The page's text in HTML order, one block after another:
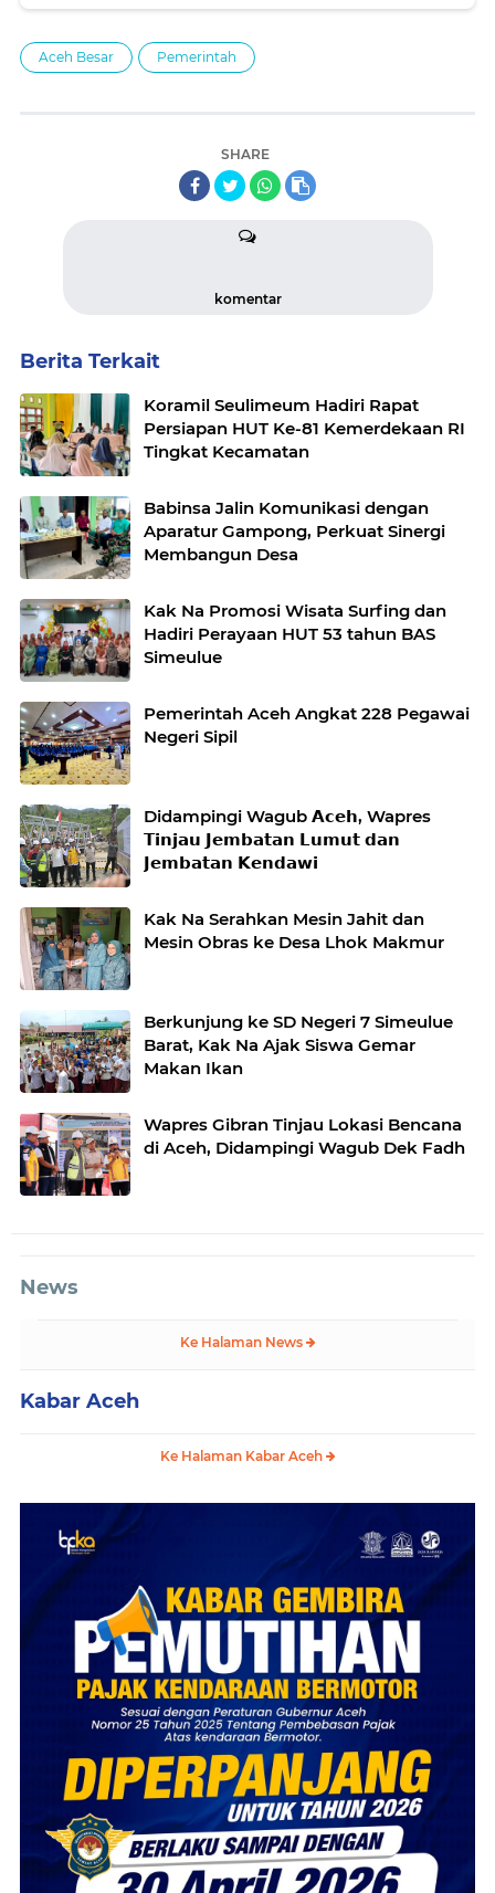
Aceh Besar Pemerintah
SHARE
komentar
Berita Terkait
Koramil Seulimeum Hadiri Rapat
Persiapan HUT Ke-81 Kemerdekaan RI
Tingkat Kecamatan
Babinsa Jalin Komunikasi dengan
Aparatur Gampong, Perkuat Sinergi
Membangun Desa
Kak Na Promosi Wisata Surfing dan
Hadiri Perayaan HUT 53 tahun BAS
Simeulue
Pemerintah Aceh Angkat 228 Pegawai
Negeri Sipil
Didampingi Wagub 𝗔𝗰𝗲𝗵, Wapres
𝗧𝗶𝗻𝗷𝗮𝘂 𝗝𝗲𝗺𝗯𝗮𝘁𝗮𝗻 𝗟𝘂𝗺𝘂𝘁 𝗱𝗮𝗻
𝗝𝗲𝗺𝗯𝗮𝘁𝗮𝗻 𝗞𝗲𝗻𝗱𝗮𝘄𝗶
Kak Na Serahkan Mesin Jahit dan
Mesin Obras ke Desa Lhok Makmur
Berkunjung ke SD Negeri 7 Simeulue
Barat, Kak Na Ajak Siswa Gemar
Makan Ikan
Wapres Gibran Tinjau Lokasi Bencana
di Aceh, Didampingi Wagub Dek Fadh
News
Ke Halaman News
Kabar Aceh
Ke Halaman Kabar Aceh